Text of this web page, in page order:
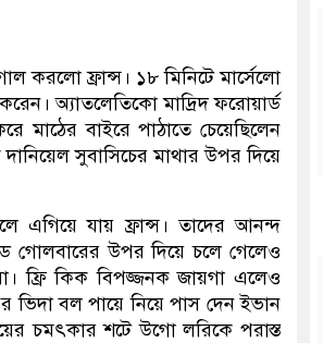
করলো ফ্রান্স। ১৮ মিনিটে মার্সেলো
অ্যাতলেতিকো মাদ্রিদ ফরোয়ার্ড
মাঠের বাইরে পাঠাতে চেয়েছিলেন
সুবাসিচের মাথার উপর দিয়ে
এগিয়ে যায় ফ্রান্স। তাদের আনন্দ
গোলবারের উপর দিয়ে চলে গেলেও
ফ্রি কিক বিপজ্জনক জায়গা এলেও
ভিদা বল পায়ে নিয়ে পাস দেন ইভান
চমৎকার শটে উগো লরিকে পরাস্ত